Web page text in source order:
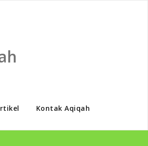
Kontak Aqiqah